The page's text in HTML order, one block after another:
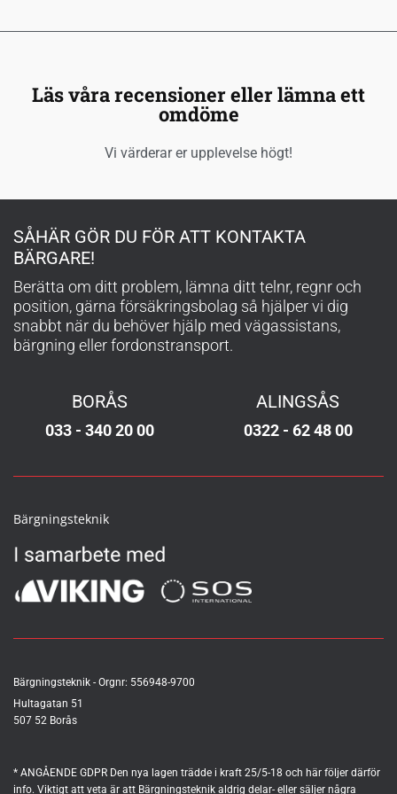
Läs våra recensioner eller lämna ett
omdöme
Vi värderar er upplevelse högt!
SÅHÄR GÖR DU FÖR ATT KONTAKTA
BÄRGARE!
Berätta om ditt problem, lämna ditt telnr, regnr och
position, gärna försäkringsbolag så hjälper vi dig
snabbt när du behöver hjälp med vägassistans,
bärgning eller fordonstransport.
BORÅS
033 - 340 20 00
ALINGSÅS
0322 - 62 48 00
Bärgningsteknik
Bärgningsteknik - Orgnr: 556948-9700
Hultagatan 51
507 52 Borås
* ANGÅENDE GDPR Den nya lagen trädde i kraft 25/5-18 och här följer därför
info. Viktigt att veta är att Bärgningsteknik aldrig delar- eller säljer några